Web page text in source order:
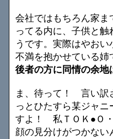
会社ではもちろん家ま
ってる内に、子供と
うです。実際はやお
不満を抱かせている姉
後者の方に同情の余地
ま、待って！ 言い訳
っとひたすら某ジャ
すよ！ 私ＴＯＫ●Ｏ
顔の見分けがつかな